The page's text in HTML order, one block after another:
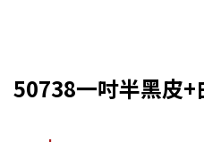
50738一吋半黑皮